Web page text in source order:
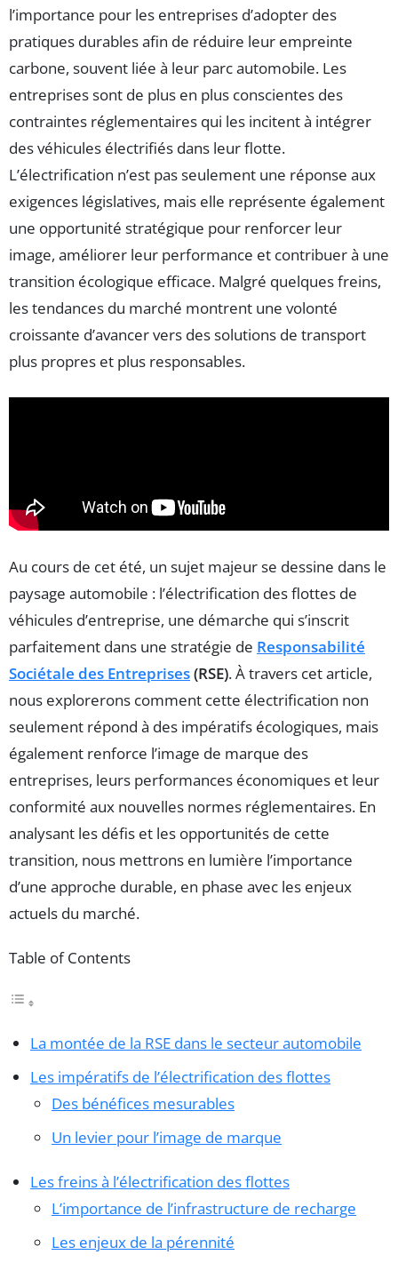
l’importance pour les entreprises d’adopter des
pratiques durables afin de réduire leur empreinte
carbone, souvent liée à leur parc automobile. Les
entreprises sont de plus en plus conscientes des
contraintes réglementaires qui les incitent à intégrer
des véhicules électrifiés dans leur flotte.
L’électrification n’est pas seulement une réponse aux
exigences législatives, mais elle représente également
une opportunité stratégique pour renforcer leur
image, améliorer leur performance et contribuer à une
transition écologique efficace. Malgré quelques freins,
les tendances du marché montrent une volonté
croissante d’avancer vers des solutions de transport
plus propres et plus responsables.
Au cours de cet été, un sujet majeur se dessine dans le
paysage automobile : l’électrification des flottes de
véhicules d’entreprise, une démarche qui s’inscrit
parfaitement dans une stratégie de Responsabilité
Sociétale des Entreprises(RSE). À travers cet article,
nous explorerons comment cette électrification non
seulement répond à des impératifs écologiques, mais
également renforce l’image de marque des
entreprises, leurs performances économiques et leur
conformité aux nouvelles normes réglementaires. En
analysant les défis et les opportunités de cette
transition, nous mettrons en lumière l’importance
d’une approche durable, en phase avec les enjeux
actuels du marché.
Table of Contents
La montée de la RSE dans le secteur automobile
Les impératifs de l’électrification des flottes
Des bénéfices mesurables
Un levier pour l’image de marque
Les freins à l’électrification des flottes
L’importance de l’infrastructure de recharge
Les enjeux de la pérennité